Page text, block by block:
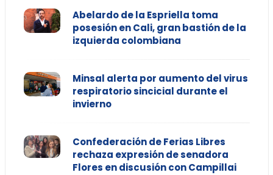
Abelardo de la Espriella toma
posesión en Cali, gran bastión de la
izquierda colombiana
Minsal alerta por aumento del virus
respiratorio sincicial durante el
invierno
Confederación de Ferias Libres
rechaza expresión de senadora
Flores en discusión con Campillai